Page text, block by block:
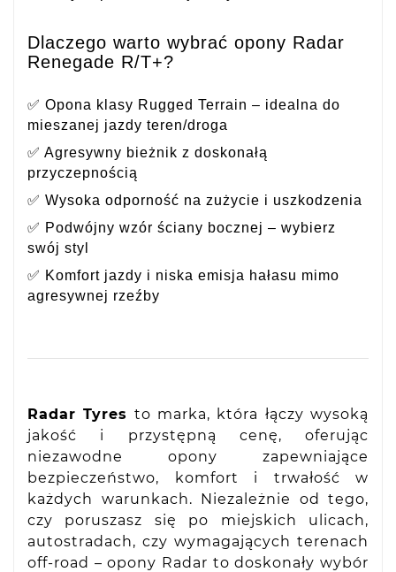
Dlaczego warto wybrać opony Radar
Renegade R/T+?
✅ Opona klasy Rugged Terrain – idealna do
mieszanej jazdy teren/droga
✅ Agresywny bieżnik z doskonałą
przyczepnością
✅ Wysoka odporność na zużycie i uszkodzenia
✅ Podwójny wzór ściany bocznej – wybierz
swój styl
✅ Komfort jazdy i niska emisja hałasu mimo
agresywnej rzeźby
Radar Tyres to marka, która łączy wysoką
jakość i przystępną cenę, oferując
niezawodne opony zapewniające
bezpieczeństwo, komfort i trwałość w
każdych warunkach. Niezależnie od tego,
czy poruszasz się po miejskich ulicach,
autostradach, czy wymagających terenach
off-road – opony Radar to doskonały wybór